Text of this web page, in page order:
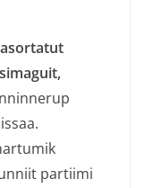
partiimi